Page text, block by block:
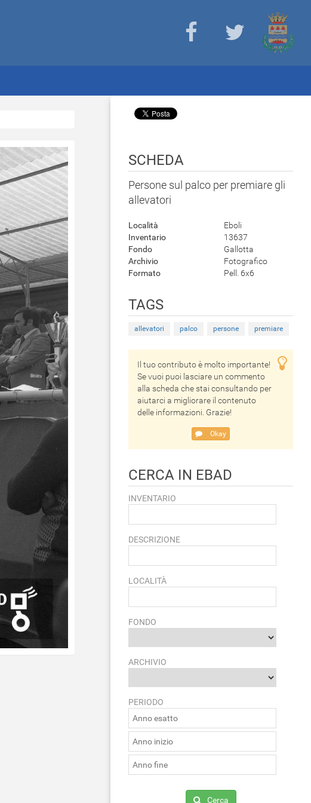
SCHEDA
Persone sul palco per premiare gli
allevatori
Località
Eboli
Inventario
13637
Fondo
Gallotta
Archivio
Fotografico
Formato
Pell. 6x6
TAGS
allevatori palco persone premiare
Il tuo contributo è molto importante!
Se vuoi puoi lasciare un commento
alla scheda che stai consultando per
aiutarci a migliorare il contenuto
delle informazioni. Grazie!
Okay
CERCA IN EBAD
INVENTARIO
DESCRIZIONE
LOCALITÀ
FONDO
ARCHIVIO
PERIODO
Cerca